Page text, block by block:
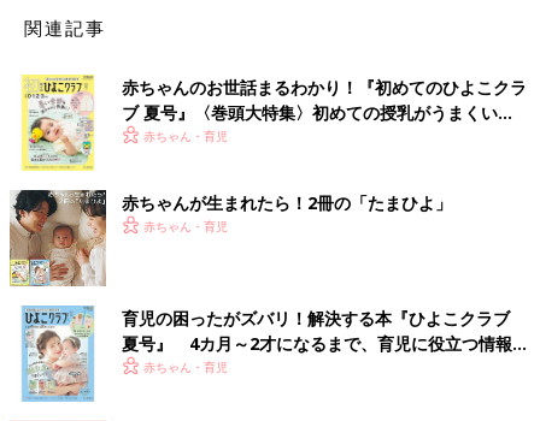
関連記事
赤ちゃんのお世話まるわかり！『初めてのひよこクラ
ブ 夏号』〈巻頭大特集〉初めての授乳がうまくい
く！ おっぱい・ミルクの基本と夏のトラブル 解決テ
赤ちゃん・育児
赤ちゃんが生まれたら！2冊の「たまひよ」
赤ちゃん・育児
育児の困ったがズバリ！解決する本『ひよこクラブ
夏号』 4カ月～2才になるまで、育児に役立つ情報が
いっぱい！
赤ちゃん・育児